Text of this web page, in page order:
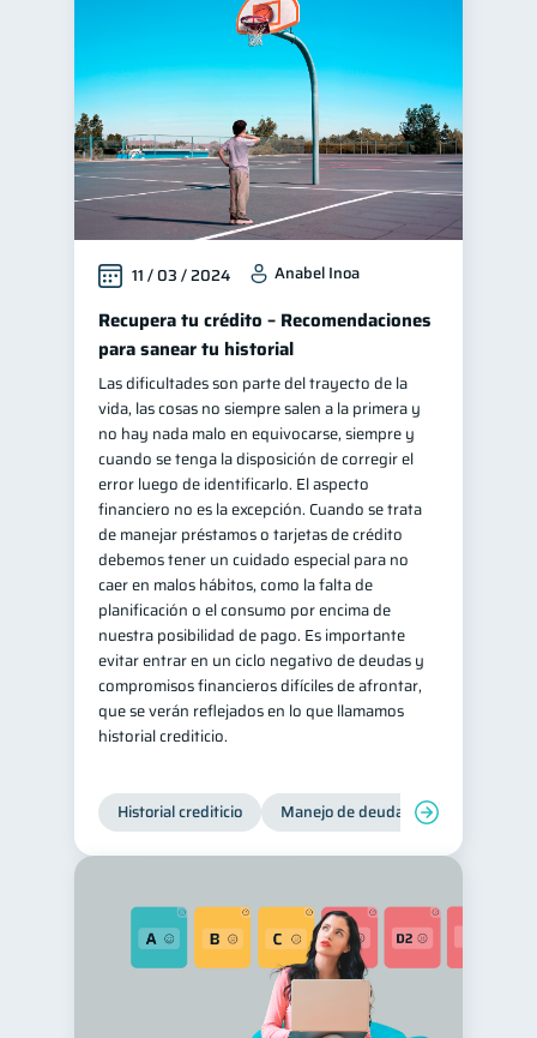
11 / 03 / 2024 Anabel Inoa
Recupera tu crédito – Recomendaciones
para sanear tu historial
Las dificultades son parte del trayecto de la
vida, las cosas no siempre salen a la primera y
no hay nada malo en equivocarse, siempre y
cuando se tenga la disposición de corregir el
error luego de identificarlo. El aspecto
financiero no es la excepción. Cuando se trata
de manejar préstamos o tarjetas de crédito
debemos tener un cuidado especial para no
caer en malos hábitos, como la falta de
planificación o el consumo por encima de
nuestra posibilidad de pago. Es importante
evitar entrar en un ciclo negativo de deudas y
compromisos financieros difíciles de afrontar,
que se verán reflejados en lo que llamamos
historial crediticio.
Historial crediticio Manejo de deudas